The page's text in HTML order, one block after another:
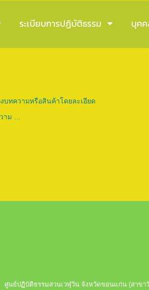
ระเบียบการปฏิบัติธรรม บุค
บทความหรือสินค้าโดยละเอียด
าม …
ศูนย์ปฏิบัติธรรมสวนเวฬุวัน จังหวัดขอนแก่น (สาขา